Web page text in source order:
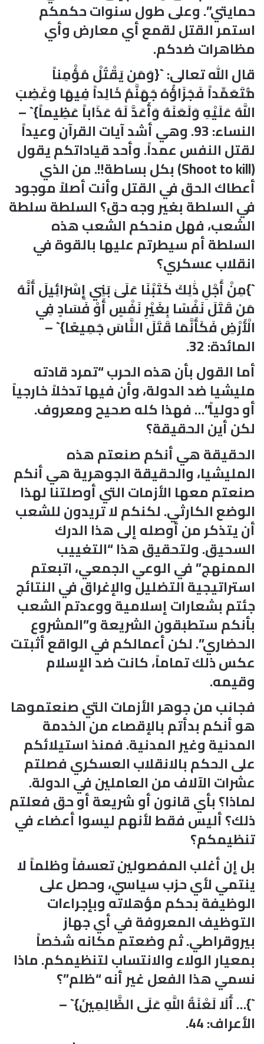
حمايتي”. وعلى طول سنوات حكمكم
استمر القتل لقمع أي معارض وأي
مظاهرات ضدكم.
قال الله تعالى: `{وَمَن يَقْتُلْ مُؤْمِناً
مُّتَعَمِّداً فَجَزَاؤُهُ جَهَنَّمُ خَالِداً فِيهَا وَغَضِبَ
اللَّهُ عَلَيْهِ وَلَعَنَهُ وَأَعَدَّ لَهُ عَذَاباً عَظِيماً}` –
النساء: 93. وهي أشد آيات القرآن وعيداً
لقتل النفس عمداً. وأحد قياداتكم يقول
(Shoot to kill) بكل بساطة!!. من الذي
أعطاك الحق في القتل وأنت أصلاً موجود
في السلطة بغير وجه حق؟ السلطة سلطة
الشعب، فهل منحكم الشعب هذه
السلطة أم سيطرتم عليها بالقوة في
انقلاب عسكري؟
`}مِنْ أَجْلِ ذَٰلِكَ كَتَبْنَا عَلَىٰ بَنِي إِسْرَائِيلَ أَنَّهُ
مَن قَتَلَ نَفْسًا بِغَيْرِ نَفْسٍ أَوْ فَسَادٍ فِي
الْأَرْضِ فَكَأَنَّمَا قَتَلَ النَّاسَ جَمِيعًا}` –
المائدة: 32.
أما القول بأن هذه الحرب “تمرد قادته
مليشيا ضد الدولة، وأن فيها تدخلاً خارجياً
أو دولياً”… فهذا كله صحيح ومعروف.
لكن أين الحقيقة؟
الحقيقة هي أنكم صنعتم هذه
المليشيا، والحقيقة الجوهرية هي أنكم
صنعتم معها الأزمات التي أوصلتنا لهذا
الوضع الكارثي. لكنكم لا تريدون للشعب
أن يتذكر من أوصله إلى هذا الدرك
السحيق. ولتحقيق هذا “التغييب
الممنهج” في الوعي الجمعي، اتبعتم
استراتيجية التضليل والإغراق في النتائج
جئتم بشعارات إسلامية ووعدتم الشعب
بأنكم ستطبقون الشريعة و”المشروع
الحضاري”. لكن أعمالكم في الواقع أثبتت
عكس ذلك تماماً، كانت ضد الإسلام
وقيمه.
فجانب من جوهر الأزمات التي صنعتموها
هو أنكم بدأتم بالإقصاء من الخدمة
المدنية وغير المدنية. فمنذ استيلائكم
على الحكم بالانقلاب العسكري فصلتم
عشرات الآلاف من العاملين في الدولة.
لماذا؟ بأي قانون أو شريعة أو حق فعلتم
ذلك؟ أليس فقط لأنهم ليسوا أعضاء في
تنظيمكم؟
بل إن أغلب المفصولين تعسفاً وظلماً لا
ينتمي لأي حزب سياسي، وحصل على
الوظيفة بحكم مؤهلاته وبإجراءات
التوظيف المعروفة في أي جهاز
بيروقراطي. ثم وضعتم مكانه شخصاً
بمعيار الولاء والانتساب لتنظيمكم. ماذا
نسمي هذا الفعل غير أنه “ظلم”؟
`}… أَلَا لَعْنَةُ اللَّهِ عَلَى الظَّالِمِينَ}` –
الأعراف: 44.